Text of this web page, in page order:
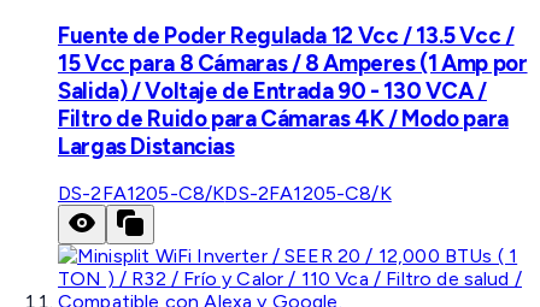
Fuente de Poder Regulada 12 Vcc / 13.5 Vcc /
15 Vcc para 8 Cámaras / 8 Amperes (1 Amp por
Salida) / Voltaje de Entrada 90 - 130 VCA /
Filtro de Ruido para Cámaras 4K / Modo para
Largas Distancias
DS-2FA1205-C8/KDS-2FA1205-C8/K